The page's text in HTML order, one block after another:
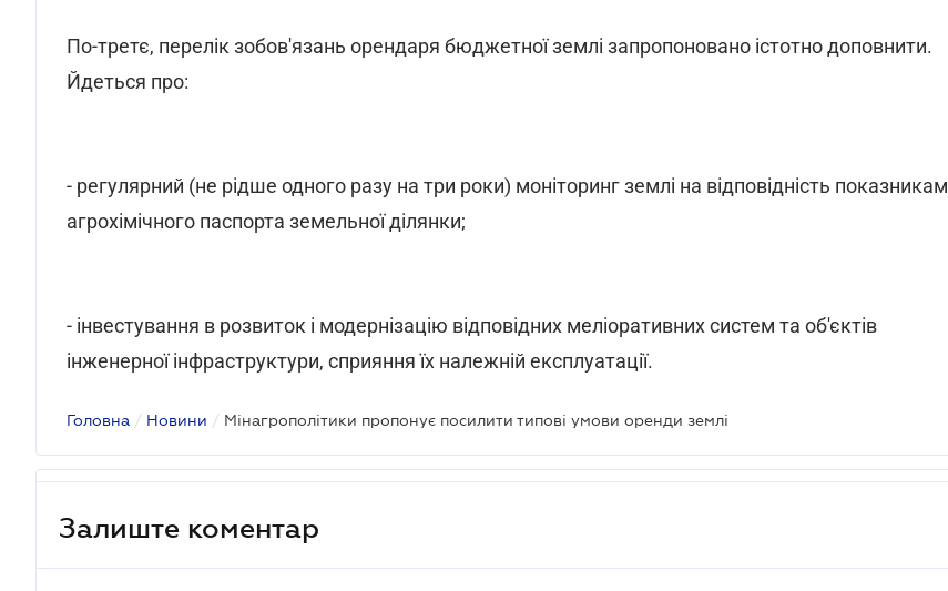
По-третє, перелік зобов'язань орендаря бюджетної землі запропоновано істотно доповнити.
Йдеться про:
- регулярний (не рідше одного разу на три роки) моніторинг землі на відповідність показникам
агрохімічного паспорта земельної ділянки;
- інвестування в розвиток і модернізацію відповідних меліоративних систем та об'єктів
інженерної інфраструктури, сприяння їх належній експлуатації.
Головна / Новини / Мінагрополітики пропонує посилити типові умови оренди землі
Залиште коментар